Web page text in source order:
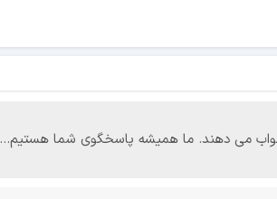
جواب می دهند. ما همیشه پاسخگوی شما هستیم...